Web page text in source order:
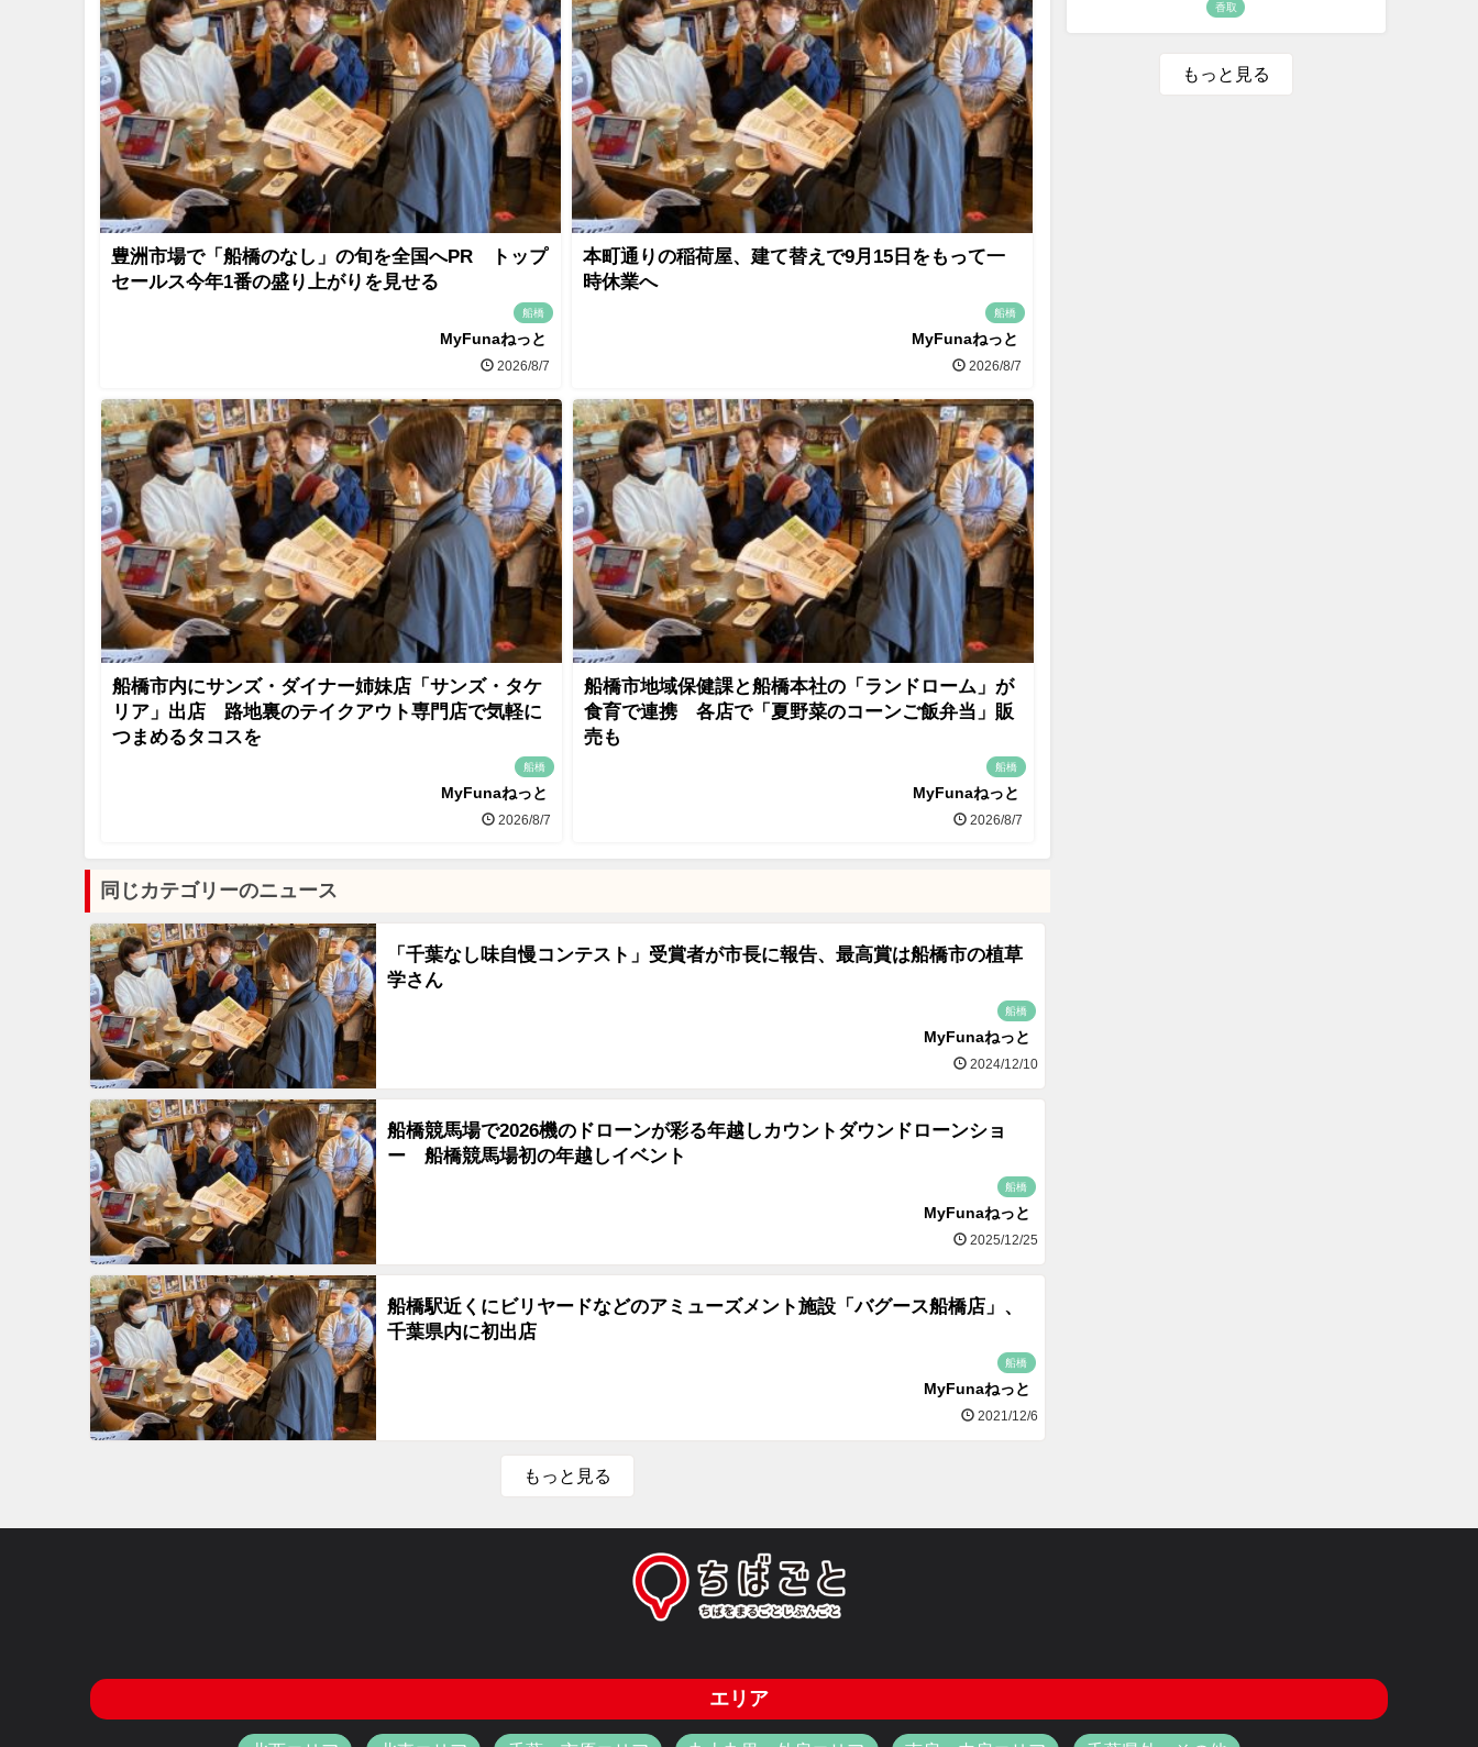
豊洲市場で「船橋のなし」の旬を全国へPR トップ
セールス今年1番の盛り上がりを見せる
船橋
MyFunaねっと
2026/8/7
本町通りの稲荷屋、建て替えで9月15日をもって一
時休業へ
船橋
MyFunaねっと
2026/8/7
船橋市内にサンズ・ダイナー姉妹店「サンズ・タケ
リア」出店 路地裏のテイクアウト専門店で気軽に
つまめるタコスを
船橋
MyFunaねっと
2026/8/7
船橋市地域保健課と船橋本社の「ランドローム」が
食育で連携 各店で「夏野菜のコーンご飯弁当」販
売も
船橋
MyFunaねっと
2026/8/7
同じカテゴリーのニュース
「千葉なし味自慢コンテスト」受賞者が市長に報告、最高賞は船橋市の植草
学さん
船橋
MyFunaねっと
2024/12/10
船橋競馬場で2026機のドローンが彩る年越しカウントダウンドローンショ
ー 船橋競馬場初の年越しイベント
船橋
MyFunaねっと
2025/12/25
船橋駅近くにビリヤードなどのアミューズメント施設「バグース船橋店」、
千葉県内に初出店
船橋
MyFunaねっと
2021/12/6
もっと見る
香取
もっと見る
エリア